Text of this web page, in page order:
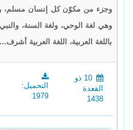
وجزء من مكوّن كل إنسان مسلم،
وهي لغة الوحي، ولغة السنة،
باللغة العربية، اللغة العربية أشرف...
10 ذو
القعدة
1438
التحميل:
1979